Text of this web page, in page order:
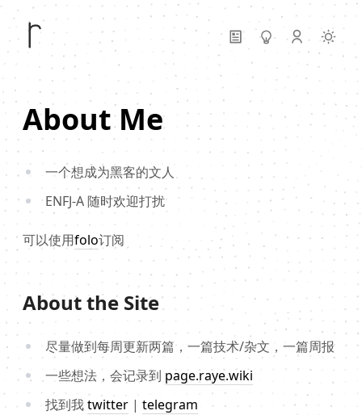
About Me
一个想成为黑客的文人
ENFJ-A 随时欢迎打扰
可以使用folo订阅
About the Site
尽量做到每周更新两篇，一篇技术/杂文，一篇周报
一些想法，会记录到 page.raye.wiki
找到我twitter | telegram